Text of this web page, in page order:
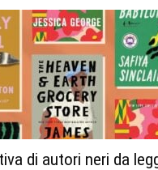
di autori neri da